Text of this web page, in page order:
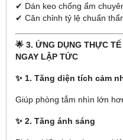
✔ Dán keo chống ẩm
✔ Căn chỉnh tỷ lệ chuẩn
🌟 3. ỨNG DỤNG THỰC
NGAY LẬP TỨC
✨ 1. Tăng diện tích cảm
Giúp phòng tắm nhìn lớn
✨ 2. Tăng ánh sáng